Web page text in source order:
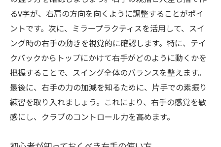
るV字が、右肩の方向を向くように調整することがポイ
ントです。次に、ミラープラクティスを活用して、スイ
ング時の右手の動きを視覚的に確認します。特に、テイ
クバックからトップにかけて右手がどのように動くかを
把握することで、スイング全体のバランスを整えます。
最後に、右手の力の加減を知るために、片手での素振り
練習を取り入れましょう。これにより、右手の感覚を敏
感にし、クラブのコントロール力を高めます。